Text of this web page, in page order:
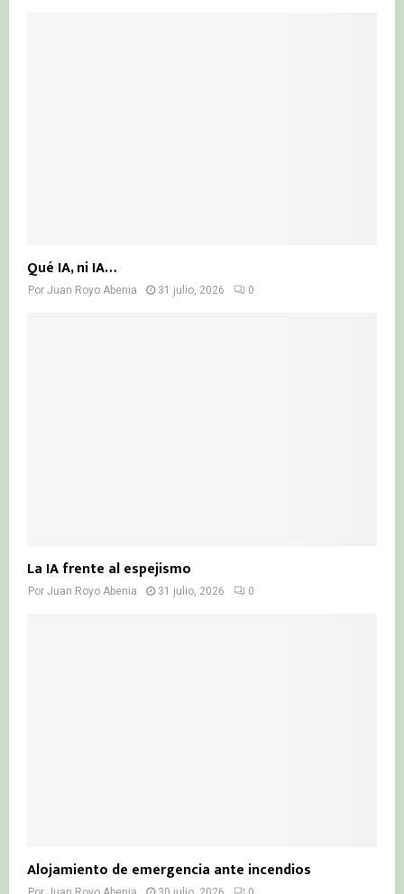
Qué IA, ni IA…
Por Juan Royo Abenia 31 julio, 2026 0
La IA frente al espejismo
Por Juan Royo Abenia 31 julio, 2026 0
Alojamiento de emergencia ante incendios